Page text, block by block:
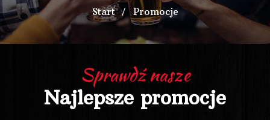
Start Promocje
Sprawdź nasze
Najlepsze promocje